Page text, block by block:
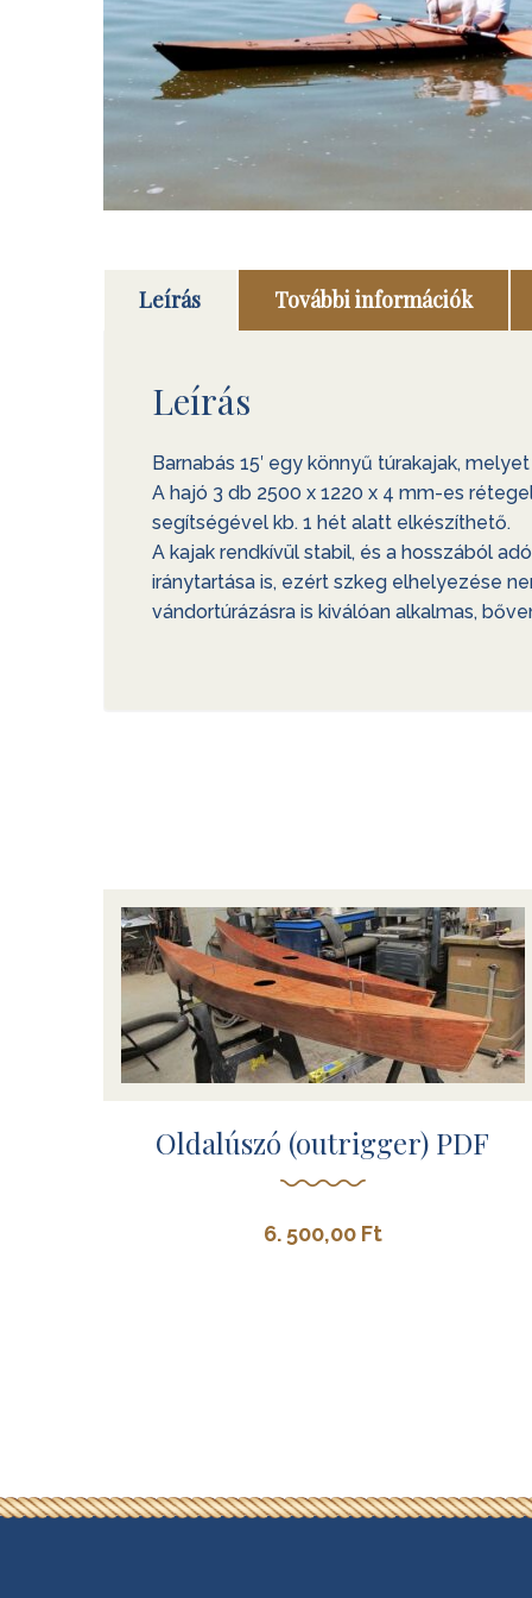
Leírás További információk
Leírás
Barnabás 15′ egy könnyű túrakajak,
A hajó 3 db 2500 x 1220 x 4 mm-es
segítségével kb. 1 hét alatt elkészíthető.
A kajak rendkívül stabil, és a hosszából
iránytartása is, ezért szkeg elhelyezése
vándortúrázásra is kiválóan alkalmas,
Oldalúszó (outrigger) PDF
6. 500,00 Ft